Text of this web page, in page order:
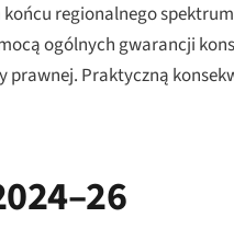
regionalnego
ogólnych gwarancji
prawnej. Praktyczną